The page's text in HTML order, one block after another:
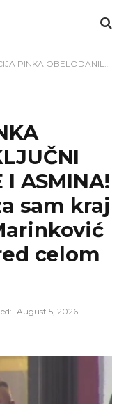
STANIJE I ASMINA! Najveća drama za sam kraj rijalitija – Maja Marinković namagarčena pred celom nacijom!
I ASMINA!
sam kraj
celom
August 5, 2026